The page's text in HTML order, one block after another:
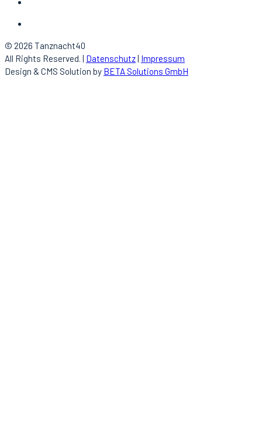
© 2026 Tanznacht40
All Rights Reserved. | Datenschutz Impressum
Design & CMS Solution by BETA Solutions GmbH